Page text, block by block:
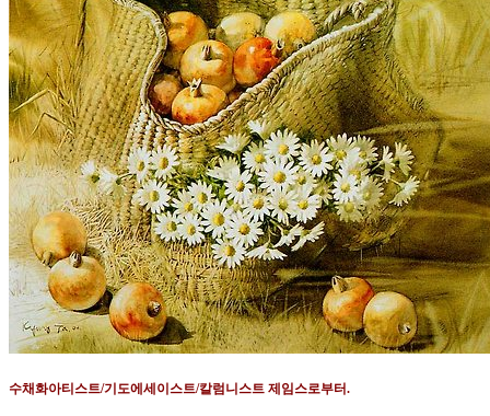
수채화아티스트/기도에세이스트/칼럼니스트 제임스로부터.